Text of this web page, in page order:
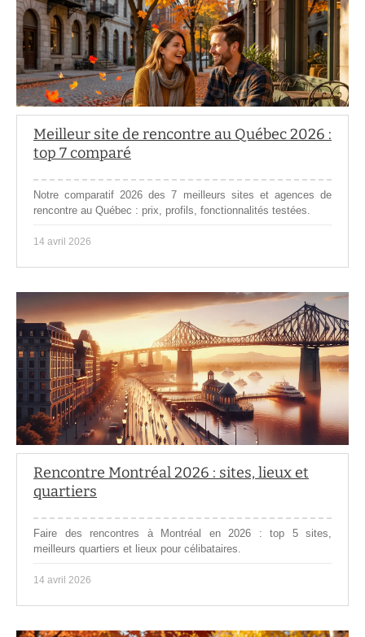
Meilleur site de rencontre au Québec 2026 :
top 7 comparé
Notre comparatif 2026 des 7 meilleurs sites et agences de
rencontre au Québec : prix, profils, fonctionnalités testées.
14 avril 2026
Rencontre Montréal 2026 : sites, lieux et
quartiers
Faire des rencontres à Montréal en 2026 : top 5 sites,
meilleurs quartiers et lieux pour célibataires.
14 avril 2026